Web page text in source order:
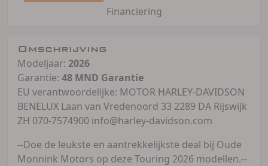
Financiering
Omschrijving
Modeljaar: 2026
Garantie: 48 MND Garantie
EU verantwoordelijke: MOTOR HARLEY-DAVIDSON
BENELUX Laan van Vredenoord 33 2289 DA Rijswijk
ZH 070-7574900 info@harley-davidson.com
--Doe de leukste en aantrekkelijkste deal bij Oude
Monnink Motors op deze Touring 2026 modellen.--